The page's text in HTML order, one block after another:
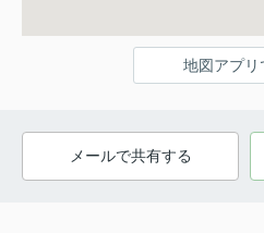
地図アプリ
メールで共有する